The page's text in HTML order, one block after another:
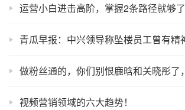
运营小白进击高阶，掌握2条路径就够了
视频营销领域的六大趋势！